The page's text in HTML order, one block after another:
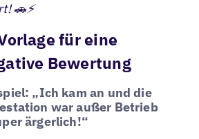
🚗⚡
für eine
Bewertung
„Ich kam an und die
war außer Betrieb
ärgerlich!“